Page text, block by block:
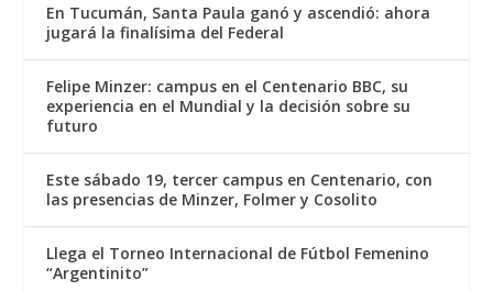
En Tucumán, Santa Paula ganó y ascendió: ahora
jugará la finalísima del Federal
Felipe Minzer: campus en el Centenario BBC, su
experiencia en el Mundial y la decisión sobre su
futuro
Este sábado 19, tercer campus en Centenario, con
las presencias de Minzer, Folmer y Cosolito
Llega el Torneo Internacional de Fútbol Femenino
“Argentinito”